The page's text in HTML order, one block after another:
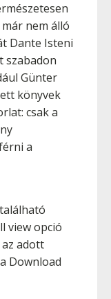
nem álló
Dante Isteni
szabadon
Günter
könyvek
csak a
a
view opció
adott
Download